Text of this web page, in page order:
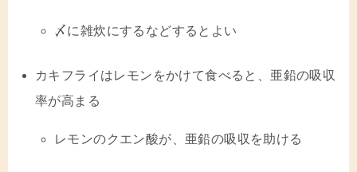
〆に雑炊にするなどするとよい
カキフライはレモンをかけて食べると、亜鉛の吸収
率が高まる
レモンのクエン酸が、亜鉛の吸収を助ける